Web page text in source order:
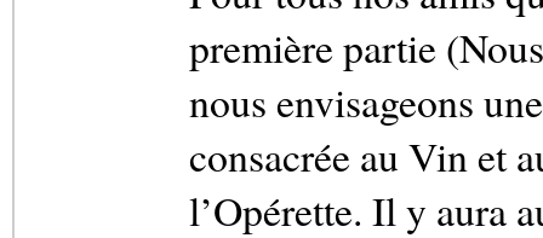
première partie
nous envisageons
consacrée au Vin et
l’Opérette. Il y aura